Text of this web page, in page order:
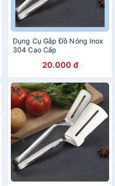
Dụng Cụ Gắp Đồ Nóng Inox
304 Cao Cấp
20.000 đ